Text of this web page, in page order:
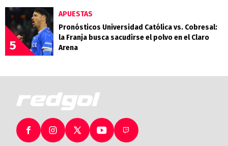
5
APUESTAS
Pronósticos Universidad Católica vs. Cobresal:
la Franja busca sacudirse el polvo en el Claro
Arena